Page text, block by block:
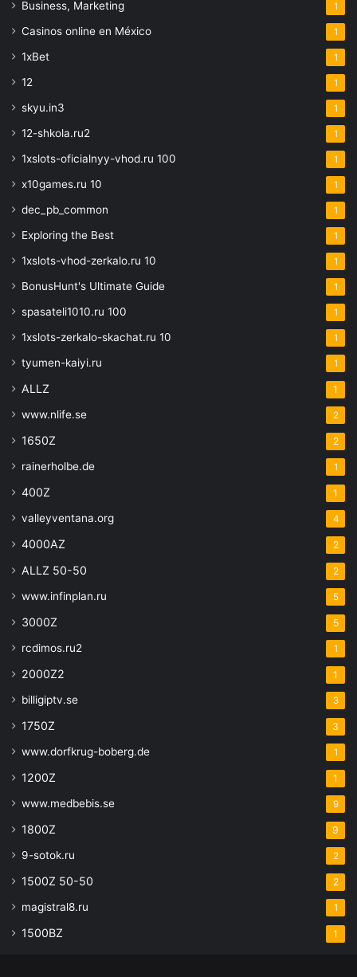
Business, Marketing 1
Casinos online en México 1
1xBet 1
12 1
skyu.in3 1
12-shkola.ru2 1
1xslots-oficialnyy-vhod.ru 100 1
x10games.ru 10 1
dec_pb_common 1
Exploring the Best 1
1xslots-vhod-zerkalo.ru 10 1
BonusHunt's Ultimate Guide 1
spasateli1010.ru 100 1
1xslots-zerkalo-skachat.ru 10 1
tyumen-kaiyi.ru 1
ALLZ 1
www.nlife.se 2
1650Z 2
rainerholbe.de 1
400Z 1
valleyventana.org 4
4000AZ 2
ALLZ 50-50 2
www.infinplan.ru 5
3000Z 5
rcdimos.ru2 1
2000Z2 1
billigiptv.se 3
1750Z 3
www.dorfkrug-boberg.de 1
1200Z 1
www.medbebis.se 9
1800Z 9
9-sotok.ru 2
1500Z 50-50 2
magistral8.ru 1
1500BZ 1